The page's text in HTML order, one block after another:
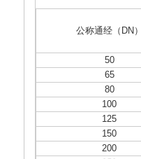
公称通经（DN
50
65
80
100
125
150
200